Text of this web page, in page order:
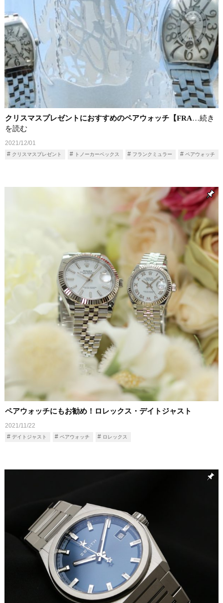
クリスマスプレゼントにおすすめのペアウォッチ【FRA…続き
を読む
2021/12/01
クリスマスプレゼント トノーカーベックス フランクミュラー ペアウォッチ
ペアウォッチにもお勧め！ロレックス・デイトジャスト
2021/11/22
デイトジャスト ペアウォッチ ロレックス